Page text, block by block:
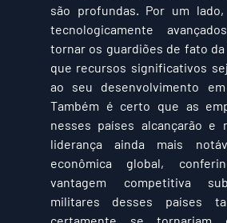
são profundas. Por um
tecnologicamente
tornar os guardiões de fato
que recursos significativos
ao seu desenvolvimento
Também é certo que as
nesses países alcançarão e
liderança ainda mais
econômica global,
vantagem competitiva
militares desses países